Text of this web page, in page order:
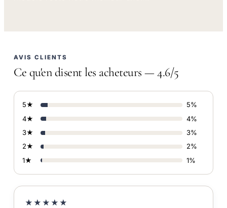
AVIS CLIENTS
Ce qu'en disent les acheteurs — 4.6/5
5★
5%
4★
4%
3★
3%
2★
2%
1★
1%
★★★★★